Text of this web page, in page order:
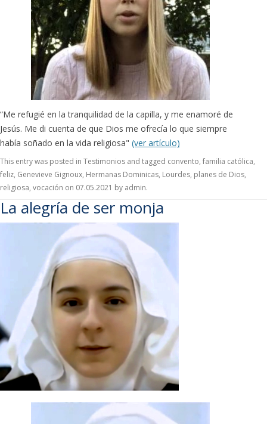
“Me refugié en la tranquilidad de la capilla, y me enamoré de
Jesús. Me di cuenta de que Dios me ofrecía lo que siempre
había soñado en la vida religiosa" (ver artículo)
This entry was posted in Testimonios and tagged convento, familia católica,
feliz, Genevieve Gignoux, Hermanas Dominicas, Lourdes, planes de Dios,
religiosa, vocación on 07.05.2021 by admin.
La alegría de ser monja